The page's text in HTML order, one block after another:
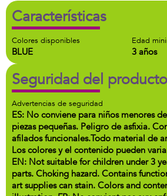
Características
Colores disponibles
BLUE
Edad
3 años
Seguridad del producto
Advertencias de seguridad
ES: No conviene para niños menores
piezas pequeñas. Peligro de asfixia.
afilados funcionales.Todo material de
Los colores y el contenido pueden
EN: Not suitable for children under 3
parts. Choking hazard. Contains
art supplies can stain. Colors and